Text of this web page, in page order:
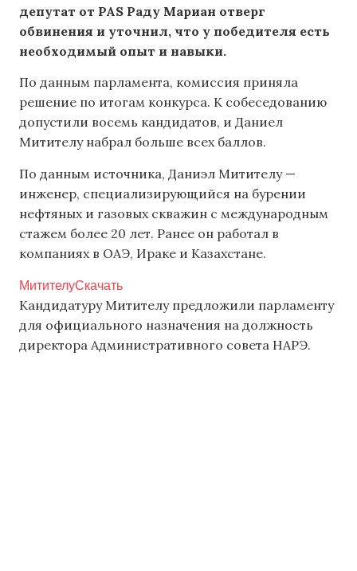
депутат от PAS Раду Мариан отверг
обвинения и уточнил, что у победителя есть
необходимый опыт и навыки.
По данным парламента, комиссия приняла
решение по итогам конкурса. К собеседованию
допустили восемь кандидатов, и Даниел
Митителу набрал больше всех баллов.
По данным источника, Даниэл Митителу —
инженер, специализирующийся на бурении
нефтяных и газовых скважин с международным
стажем более 20 лет. Ранее он работал в
компаниях в ОАЭ, Ираке и Казахстане.
МитителуСкачать
Кандидатуру Митителу предложили парламенту
для официального назначения на должность
директора Административного совета НАРЭ.